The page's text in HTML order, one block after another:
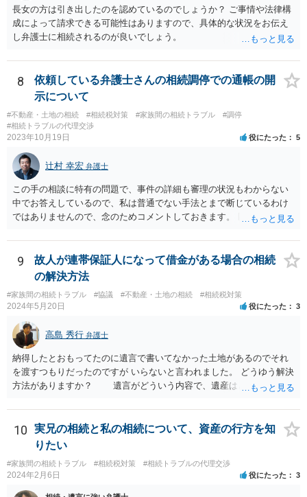
長女の方は引き出したのを認めているのでしょうか？ ご事情や法律構
成によって請求できる可能性はありますので、具体的な状況をお伝え
し弁護士に相続されるのが良いでしょう。
8
依頼している弁護士さんの相続調停での通帳の開
示について
#不動産・土地の相続 #相続税対策 #家族間の相続トラブル
#調停
#相続トラブルの代理交渉
2023年10月19日 役にたった 5
辻村 幸宏 弁護士
この手の相談に特有の問題で、事件の詳細も審理の状況もわからない
中でお答えしているので、私は普通でない手法とまで断じているわけ
ではありませんので、念のためコメントしておきます。 匿名の弁護士
のではないかという視点もありますし、その場合には結局出さなけれ
ば不利益もあります。あるいは、後に虚偽主張をしたと指摘されるリ
スクもあります。 ですからそれを提出したことが事件処理として不適
切であるとか、結果においてマイナスを与えたということまではいえ
ないと思います。 依頼者とのコミュニケーション含む微妙な問題であ
り第三者にはあまりアドバイスしづらい問題であるということはご理
解いただければ幸いです。
9
故人が連帯保証人になって借金がある場合の相続
の解決方法
#家族間の相続トラブル #協議 #不動産・土地の相続 #相続税対策
2024年5月20日 役にたった 3
高島 秀行 弁護士
納得したとおもってたのに遺言で書いてなかった土地があるのでそれ
を渡すつもりだったのですが いらないと言われました。 どうゆう解決
方法がありますか？ 遺言がどういう内容で、遺産はどれくらいあ
分からないとあなたの質問に回答することは難しいです。 遺留分
が請求されるのであれば、遺留分は法改正により現金で支払うことに
なることから 土地を渡すということで解決しない可能性はありま
す。 ただ、遺言で書いていない土地は、遺産分割により、相手が
取得することとなる可能性はあります。 弁護士に面談で詳しい事
情を話して相談された方がよいと思います。
10
実兄の相続と私の相続について、資産の行方を知
りたい
#家族間の相続トラブル #相続税対策 #相続トラブルの代理交渉
2024年2月6日 役にたった 3